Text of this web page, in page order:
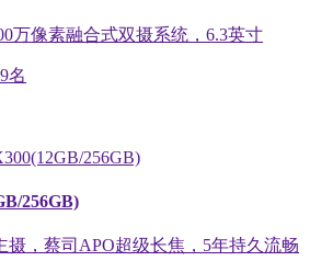
万像素融合式双摄系统，6.3英寸
9名
256GB)
摄，蔡司APO超级长焦，5年持久流畅